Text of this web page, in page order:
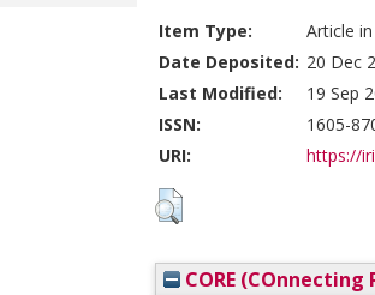
Item Type:
Article
Date Deposited: 20 Dec
Last Modified:
19 Sep
ISSN:
1605-
URI:
https://
CORE (COnnecting